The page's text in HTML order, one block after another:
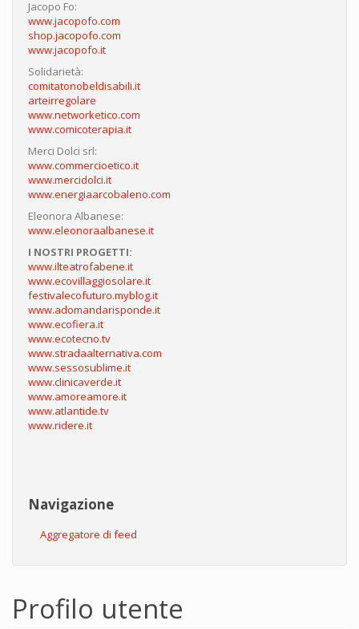
Jacopo Fo:
www.jacopofo.com
shop.jacopofo.com
www.jacopofo.it
Solidarietà:
comitatonobeldisabili.it
arteirregolare
www.networketico.com
www.comicoterapia.it
Merci Dolci srl:
www.commercioetico.it
www.mercidolci.it
www.energiaarcobaleno.com
Eleonora Albanese:
www.eleonoraalbanese.it
I NOSTRI PROGETTI:
www.ilteatrofabene.it
www.ecovillaggiosolare.it
festivalecofuturo.myblog.it
www.adomandarisponde.it
www.ecofiera.it
www.ecotecno.tv
www.stradaalternativa.com
www.sessosublime.it
www.clinicaverde.it
www.amoreamore.it
www.atlantide.tv
www.ridere.it
Navigazione
Aggregatore di feed
Profilo utente